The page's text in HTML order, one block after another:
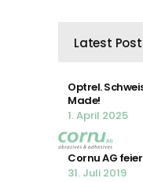
Latest
Optrel.
Made!
1. April 2025
Cornu AG
31. Juli 2019